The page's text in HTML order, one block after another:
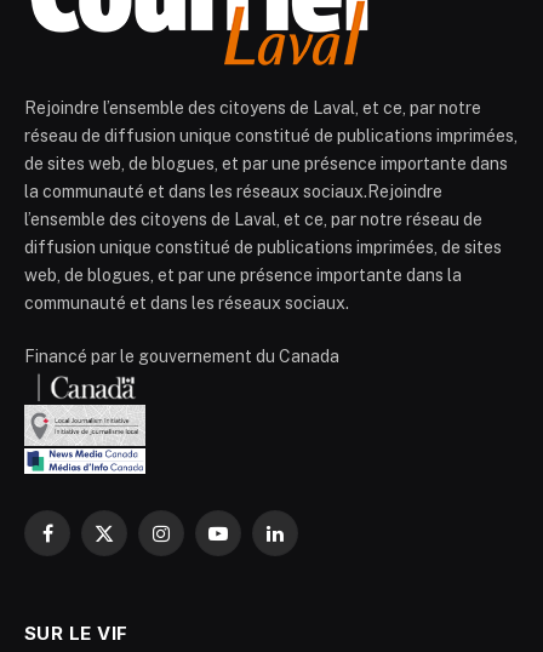
Rejoindre l’ensemble des citoyens de Laval, et ce, par notre
réseau de diffusion unique constitué de publications imprimées,
de sites web, de blogues, et par une présence importante dans
la communauté et dans les réseaux sociaux.Rejoindre
l’ensemble des citoyens de Laval, et ce, par notre réseau de
diffusion unique constitué de publications imprimées, de sites
web, de blogues, et par une présence importante dans la
communauté et dans les réseaux sociaux.
Financé par le gouvernement du Canada
Facebook
X
InstagramYouTubeLinkedIn
SUR LE VIF